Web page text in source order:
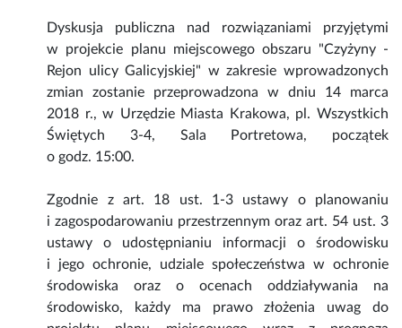
Dyskusja publiczna nad rozwiązaniami przyjętymi
w projekcie planu miejscowego obszaru "Czyżyny -
Rejon ulicy Galicyjskiej" w zakresie wprowadzonych
zmian zostanie przeprowadzona w dniu 14 marca
2018 r., w Urzędzie Miasta Krakowa, pl. Wszystkich
Świętych 3-4, Sala Portretowa, początek
o godz. 15:00.
Zgodnie z art. 18 ust. 1-3 ustawy o planowaniu
i zagospodarowaniu przestrzennym oraz art. 54 ust. 3
ustawy o udostępnianiu informacji o środowisku
i jego ochronie, udziale społeczeństwa w ochronie
środowiska oraz o ocenach oddziaływania na
środowisko, każdy ma prawo złożenia uwag do